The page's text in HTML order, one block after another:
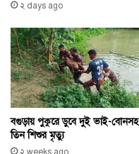
২ days ago
বগুড়ায় পুকুরে ডুবে দুই ভাই-বোনসহ
তিন শিশুর মৃত্যু
২ weeks ago